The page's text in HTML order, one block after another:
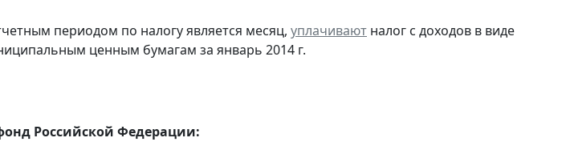
периодом по налогу является месяц, уплачивают налог с доходов в виде
ценным бумагам за январь 2014 г.
Российской Федерации: